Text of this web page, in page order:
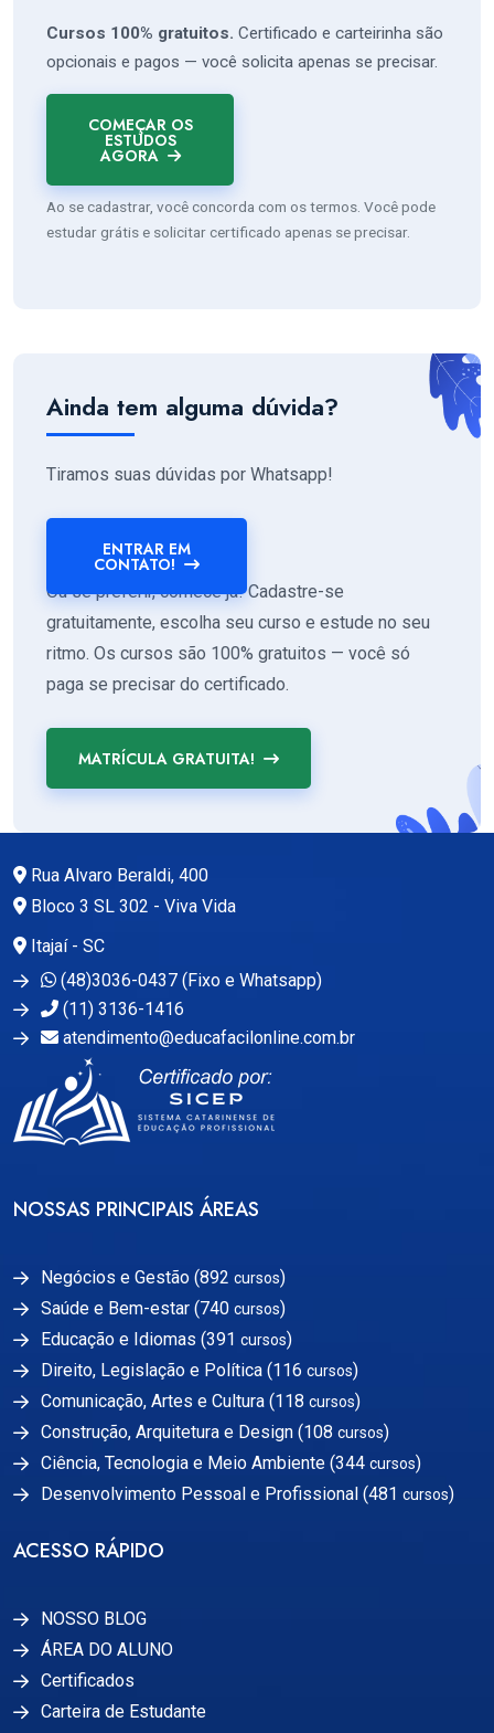
Cursos 100% gratuitos. Certificado e carteirinha são
opcionais e pagos — você solicita apenas se precisar.
COMEÇAR OS
ESTUDOS
AGORA
Ao se cadastrar, você concorda com os termos. Você pode
estudar grátis e solicitar certificado apenas se precisar.
Ainda tem alguma dúvida?
Tiramos suas dúvidas por Whatsapp!
ENTRAR EM
CONTATO!
Ou se preferir, comece já! Cadastre-se
gratuitamente, escolha seu curso e estude no seu
ritmo. Os cursos são 100% gratuitos — você só
paga se precisar do certificado.
MATRÍCULA GRATUITA!
Rua Alvaro Beraldi, 400
Bloco 3 SL 302 - Viva Vida
Itajaí - SC
(48)3036-0437 (Fixo e Whatsapp)
(11) 3136-1416
atendimento@educafacilonline.com.br
NOSSAS PRINCIPAIS ÁREAS
Negócios e Gestão (892 cursos)
Saúde e Bem-estar (740 cursos)
Educação e Idiomas (391 cursos)
Direito, Legislação e Política (116 cursos)
Comunicação, Artes e Cultura (118 cursos)
Construção, Arquitetura e Design (108 cursos)
Ciência, Tecnologia e Meio Ambiente (344 cursos)
Desenvolvimento Pessoal e Profissional (481 cursos)
ACESSO RÁPIDO
NOSSO BLOG
ÁREA DO ALUNO
Certificados
Carteira de Estudante